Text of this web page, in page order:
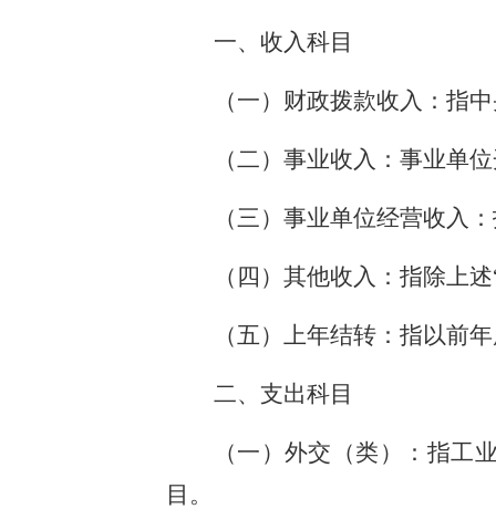
一、收入科目
（一）财政拨款收入：指
（二）事业收入：事业单
（三）事业单位经营收入
（四）其他收入：指除上
（五）上年结转：指以前
二、支出科目
（一）外交（类）：指工
目。